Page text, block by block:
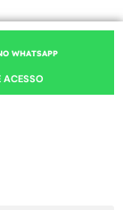
WHATSAPP